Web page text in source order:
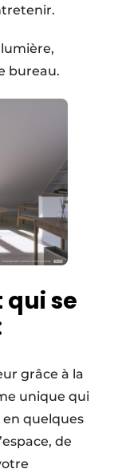
bureau.
qui se
grâce à la
unique qui
quelques
de